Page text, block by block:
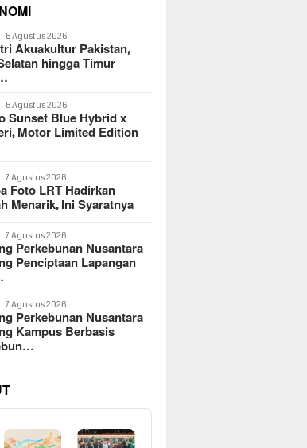
8 Agustus 2026
Akuakultur Pakistan,
hingga Timur
8 Agustus 2026
Sunset Blue Hybrid x
Motor Limited Edition
7 Agustus 2026
Foto LRT Hadirkan
Menarik, Ini Syaratnya
7 Agustus 2026
Perkebunan Nusantara
Penciptaan Lapangan
7 Agustus 2026
Perkebunan Nusantara
Kampus Berbasis